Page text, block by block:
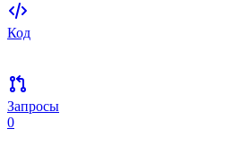
Код
Запросы
0